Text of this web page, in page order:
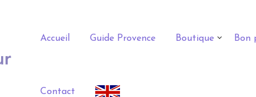
Accueil Guide Provence Boutique Bon
Contact